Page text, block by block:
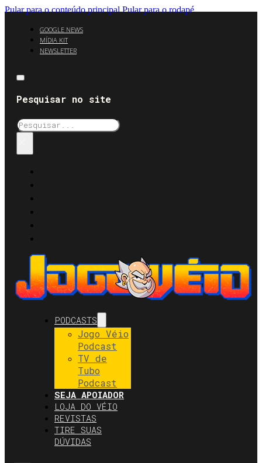
Pular para o conteúdo principal Pular para o rodapé
GOOGLE NEWS
MÍDIA KIT
NEWSLETTER
Pesquisar no site
Pesquisar
PODCASTS
Jogo Véio
Podcast
TV de
Tubo
Podcast
SEJA APOIADOR
LOJA DO VÉIO
REVISTAS
TIRE SUAS
DÚVIDAS